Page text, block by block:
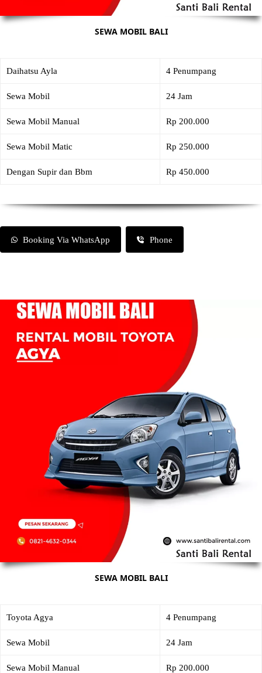
SEWA MOBIL BALI
Daihatsu Ayla 4 Penumpang
Sewa Mobil 24 Jam
Sewa Mobil Manual Rp 200.000
Sewa Mobil Matic Rp 250.000
Dengan Supir dan Bbm Rp 450.000
Booking Via WhatsApp Phone
SEWA MOBIL BALI
Toyota Agya 4 Penumpang
Sewa Mobil 24 Jam
Sewa Mobil Manual Rp 200.000